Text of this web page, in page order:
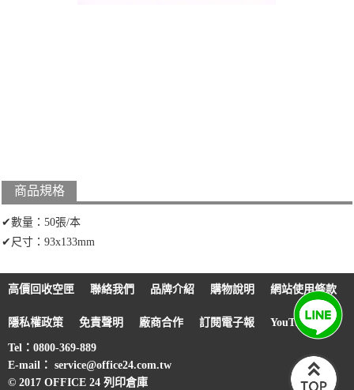
商品規格
✔數量：50張/本
✔尺寸：93x133mm
高價回收空匣 聯絡我們 品牌介紹 購物說明 網站使用條款
隱私權政策 免責聲明 廠商合作 訂閱電子報 YouTube
Tel：0800-369-889
E-mail： service@office24.com.tw
© 2017 OFFICE 24 列印倉庫